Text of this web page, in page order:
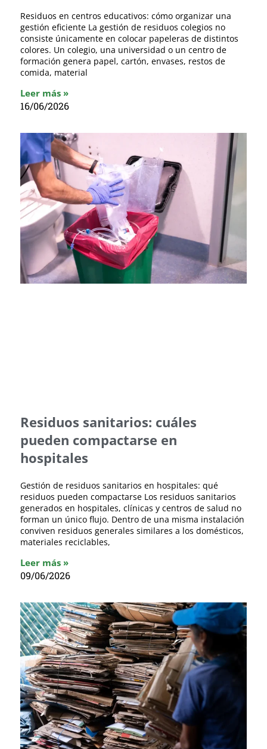
Residuos en centros educativos: cómo organizar una
gestión eficiente La gestión de residuos colegios no
consiste únicamente en colocar papeleras de distintos
colores. Un colegio, una universidad o un centro de
formación genera papel, cartón, envases, restos de
comida, material
Leer más »
16/06/2026
Residuos sanitarios: cuáles
pueden compactarse en
hospitales
Gestión de residuos sanitarios en hospitales: qué
residuos pueden compactarse Los residuos sanitarios
generados en hospitales, clínicas y centros de salud no
forman un único flujo. Dentro de una misma instalación
conviven residuos generales similares a los domésticos,
materiales reciclables,
Leer más »
09/06/2026